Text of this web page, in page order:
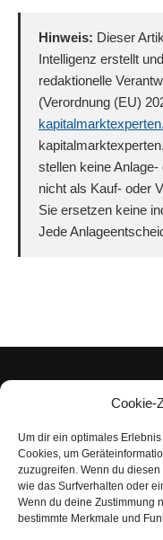
Cookie-
Um dir ein optimales
Cookies, um
zuzugreifen. Wenn du
wie das Surfverhalten oder
Wenn du deine Zustimmung
bestimmte Merkmale und
Hinweis: Dieser
Intelligenz erstellt
redaktionelle
(Verordnung (EU)
stellen keine
nicht als Kauf- oder
Sie ersetzen keine
Jede
Impressum
Datenschutzerklärung
Nutzungsbedingungen |